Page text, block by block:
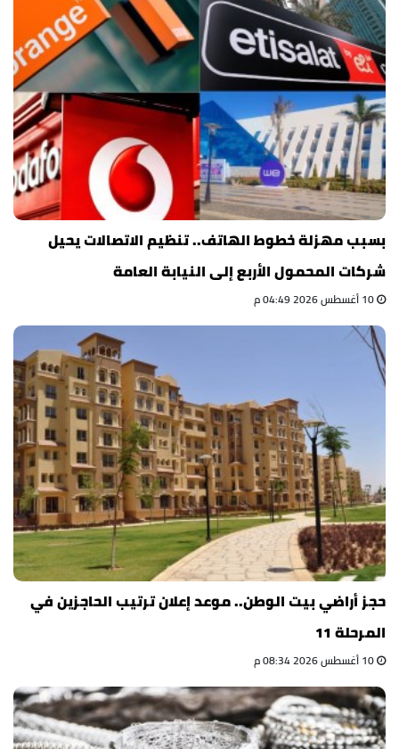
بسبب مهزلة خطوط الهاتف.. تنظيم الاتصالات يحيل
شركات المحمول الأربع إلى النيابة العامة
حجز أراضي بيت الوطن.. موعد إعلان ترتيب الحاجزين في
المرحلة 11